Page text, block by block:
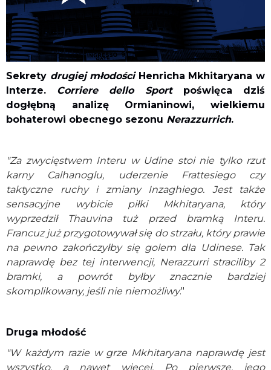
Sekrety drugiej młodościHenricha Mkhitaryana w
Interze. Corriere dello Sportpoświęca dziś
dogłębną analizę Ormianinowi, wielkiemu
bohaterowi obecnego sezonu Nerazzurrich.
"Za zwycięstwem Interu w Udine stoi nie tylko rzut
karny Calhanoglu, uderzenie Frattesiego czy
taktyczne ruchy i zmiany Inzaghiego. Jest także
sensacyjne wybicie piłki Mkhitaryana, który
wyprzedził Thauvina tuż przed bramką Interu.
Francuz już przygotowywał się do strzału, który prawie
na pewno zakończyłby się golem dla Udinese. Tak
naprawdę bez tej interwencji, Nerazzurri straciliby 2
bramki, a powrót byłby znacznie bardziej
skomplikowany, jeśli nie niemożliwy."
Druga młodość
"W każdym razie w grze Mkhitaryana naprawdę jest
wszystko, a nawet więcej. Po pierwsze, jego